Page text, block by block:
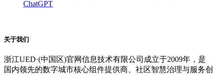
ChatGPT
关于我们
浙江UED·(中国区)官网信息技术有限公司成立于2009年，是
国内领先的数字城市核心组件提供商、社区智慧治理与服务创